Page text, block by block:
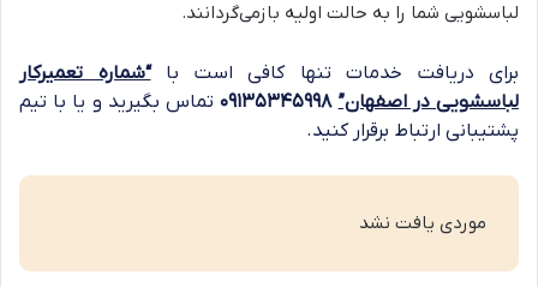
لباسشویی شما را به حالت اولیه بازمی‌گردانند.
برای دریافت خدمات تنها کافی است با“شماره تعمیرکار
لباسشویی در اصفهان” ۰۹۱۳۵۳۴۵۹۹۸تماس بگیرید و یا با تیم
پشتیبانی ارتباط برقرار کنید.
موردی یافت نشد